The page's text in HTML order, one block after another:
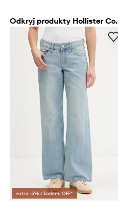
Odkryj produkty Hollister Co.
extra -5% z kodem: OFF*